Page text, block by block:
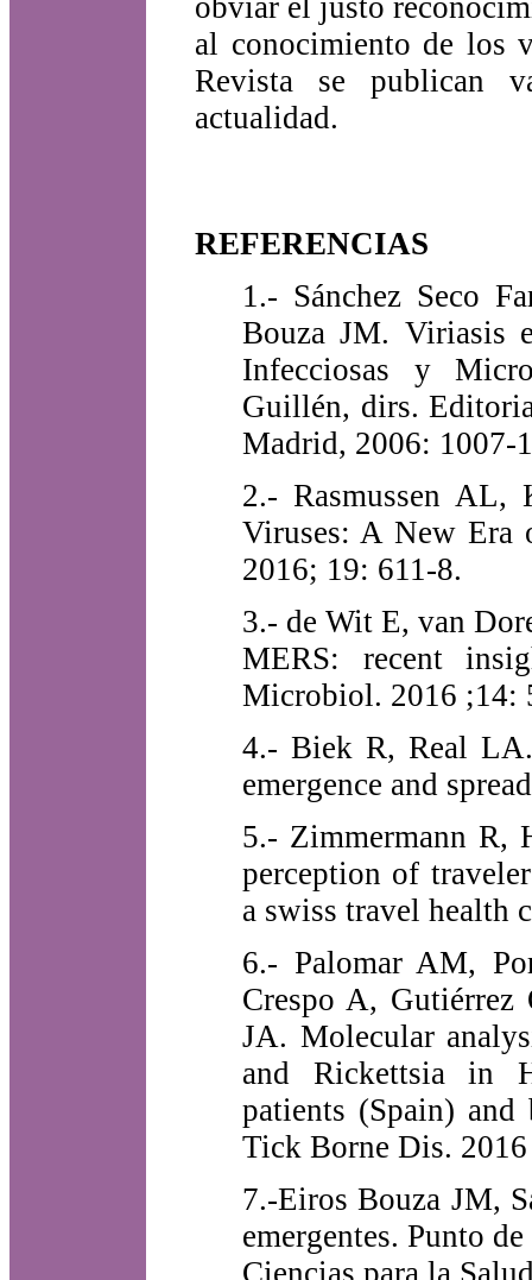
al conocimiento de los
Revista se publican
actualidad.
REFERENCIAS
1.- Sánchez Seco
Bouza JM. Viriasis
Infecciosas y
Guillén, dirs.
Madrid, 2006: 1007-
2.- Rasmussen AL,
Viruses: A New Era
2016; 19: 611-8.
3.- de Wit E, van
MERS: recent
Microbiol. 2016 ;14:
4.- Biek R, Real LA.
emergence and
5.- Zimmermann R,
perception of
a swiss travel health
6.- Palomar AM,
Crespo A, Gutiérrez
JA. Molecular
and Rickettsia in
patients (Spain)
Tick Borne Dis.
7.-Eiros Bouza JM,
emergentes. Punto
Ciencias para la